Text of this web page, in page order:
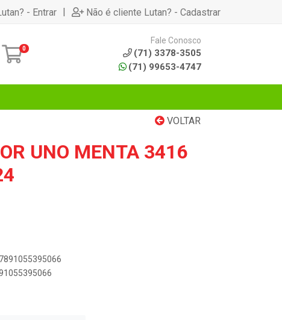
- Entrar | Não é cliente Lutan? - Cadastrar
0
Fale Conosco
(71) 3378-3505
(71) 99653-4747
VOLTAR
UNO MENTA 3416